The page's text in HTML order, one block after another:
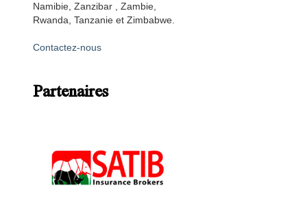
Namibie, Zanzibar , Zambie,
Rwanda, Tanzanie et Zimbabwe.
Contactez-nous
Partenaires